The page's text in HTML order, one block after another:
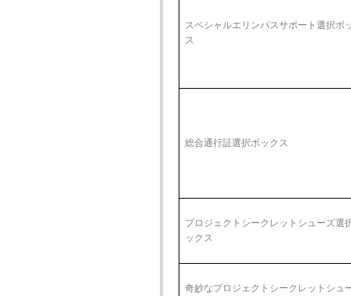
スペシャルエリンパスサポート選択ボ
ス
総合通行証選択ボックス
プロジェクトシークレットシューズ選
ックス
奇妙なプロジェクトシークレットシュ